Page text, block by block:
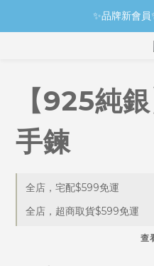
✨品牌新會
【925純
手鍊
全店，宅配$599免運
全店，超商取貨$599免運
查